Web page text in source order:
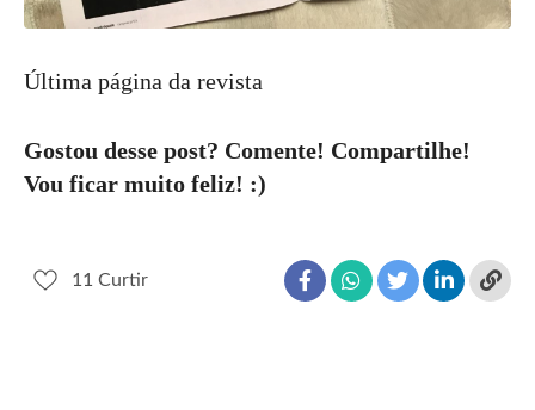
Última página da revista
Gostou desse post? Comente! Compartilhe!
Vou ficar muito feliz! :)
11 Curtir